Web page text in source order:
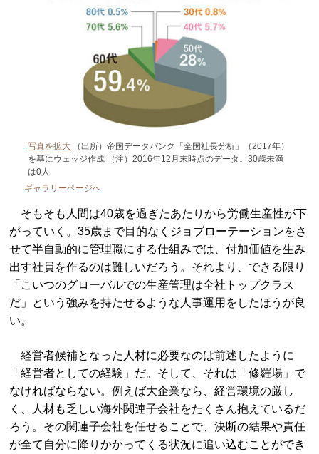
写真を拡大 （出所）帝国データバンク「全国社長分析」（2017年）
を基にウェッジ作成 （注）2016年12月末時点のデータ。30歳未満
は0人
ギャラリーページへ
そもそも人間は40歳を過ぎたあたりから労働生産性が下
がっていく。35歳まで目的なくジョブローテーションをさ
せて半自動的に管理職にする仕組みでは、付加価値を生み
出す社員を作るのは難しいだろう。それより、できる限り
「こいつのグローバルでの生産管理は全社トップクラス
だ」という強みを持たせるような人事運用をしたほうが良
い。
経営者候補となった人材に必要なのは前述したように
「経営者としての経験」だ。そして、それは「修羅場」で
なければならない。例えば大企業なら、経営環境の厳し
く、人材も乏しい海外関連子会社をたくさん抱えているだ
ろう。その関連子会社を任せることで、決断の結果や責任
が全て自分に降りかかってくる状況に追い込むことができ